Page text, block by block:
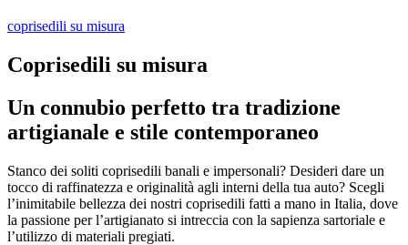
coprisedili su misura
Coprisedili su misura
Un connubio perfetto tra tradizione
artigianale e stile contemporaneo
Stanco dei soliti coprisedili banali e impersonali? Desideri dare un
tocco di raffinatezza e originalità agli interni della tua auto? Scegli
l’inimitabile bellezza dei nostri coprisedili fatti a mano in Italia, dove
la passione per l’artigianato si intreccia con la sapienza sartoriale e
l’utilizzo di materiali pregiati.